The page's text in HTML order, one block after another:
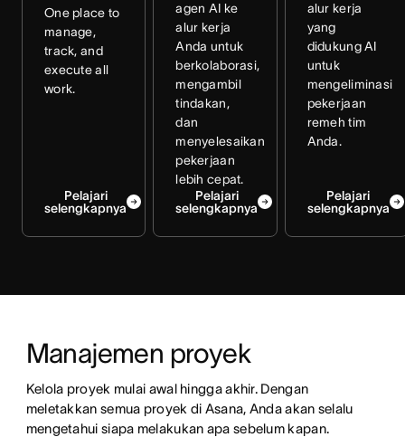
One place to
manage,
track, and
execute all
work.
Pelajari
selengkapnya
agen AI ke
alur kerja
Anda untuk
berkolaborasi,
mengambil
tindakan,
dan
menyelesaikan
pekerjaan
lebih cepat.
Pelajari
selengkapnya
alur kerja
yang
didukung AI
untuk
mengeliminasi
pekerjaan
remeh tim
Anda.
Pelajari
selengkapnya
Manajemen proyek
Kelola proyek mulai awal hingga akhir. Dengan
meletakkan semua proyek di Asana, Anda akan selalu
mengetahui siapa melakukan apa sebelum kapan.